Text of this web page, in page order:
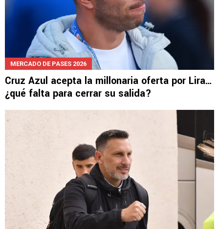
MERCADO DE PASES 2026
Cruz Azul acepta la millonaria oferta por Lira…
¿qué falta para cerrar su salida?